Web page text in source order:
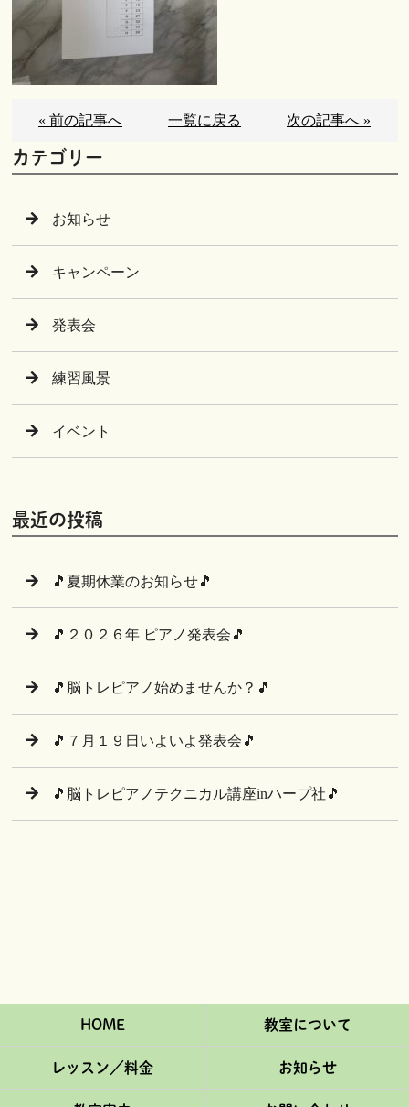
« 前の記事へ 一覧に戻る 次の記事へ »
カテゴリー
お知らせ
キャンペーン
発表会
練習風景
イベント
最近の投稿
🎵夏期休業のお知らせ🎵
🎵２０２６年 ピアノ発表会🎵
🎵脳トレピアノ始めませんか？🎵
🎵７月１９日いよいよ発表会🎵
🎵脳トレピアノテクニカル講座inハープ社🎵
HOME 教室について
レッスン／料金 お知らせ